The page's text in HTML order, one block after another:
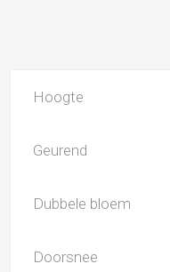
Hoogte
Geurend
Dubbele bloem
Doorsnee